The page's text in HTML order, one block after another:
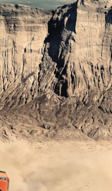
Spp.): Tổng